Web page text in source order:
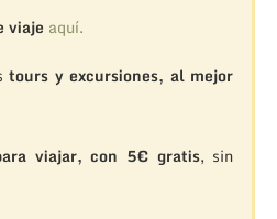
viaje aquí.
tours y excursiones, al mejor
viajar, con 5€ gratis, sin